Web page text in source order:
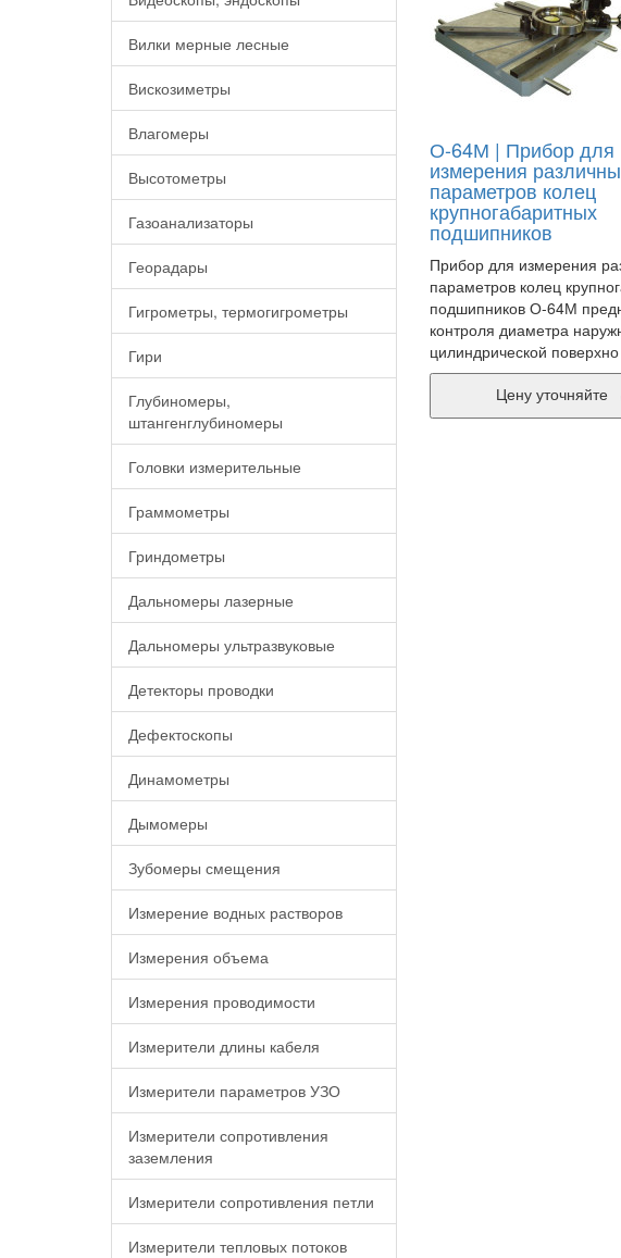
Вилки мерные лесные
Вискозиметры
Влагомеры
Высотометры
Газоанализаторы
Георадары
Гигрометры, термогигрометры
Гири
Глубиномеры,
штангенглубиномеры
Головки измерительные
Граммометры
Гриндометры
Дальномеры лазерные
Дальномеры ультразвуковые
Детекторы проводки
Дефектоскопы
Динамометры
Дымомеры
Зубомеры смещения
Измерение водных растворов
Измерения объема
Измерения проводимости
Измерители длины кабеля
Измерители параметров УЗО
Измерители сопротивления
заземления
Измерители сопротивления петли
Измерители тепловых потоков
О-64М | Прибор для
измерения
параметров колец
крупногабаритных
подшипников
Прибор для измерения
параметров колец
подшипников О-64М
контроля диаметра
цилиндрической поверхно